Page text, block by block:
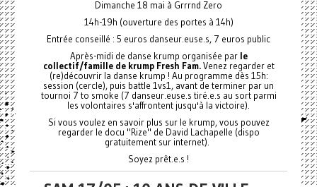
Dimanche 18 mai à Grrrnd Zero
14h-19h (ouverture des portes à 14h)
Entrée conseillé : 5 euros danseur.euse.s, 7 euros public
Après-midi de danse krump organisée par le
collectif/famille de krump Fresh Fam.Venez regarder et
(re)découvrir la danse krump ! Au programme dès 15h:
session (cercle), puis battle 1vs1, avant de terminer par un
tournoi 7 to smoke (7 danseur.euse.s tiré.e.s au sort parmi
les volontaires s'affrontent jusqu'à la victoire).
Si vous voulez en savoir plus sur le krump, vous pouvez
regarder le docu "Rize" de David Lachapelle (dispo
gratuitement sur internet).
Soyez prêt.e.s !